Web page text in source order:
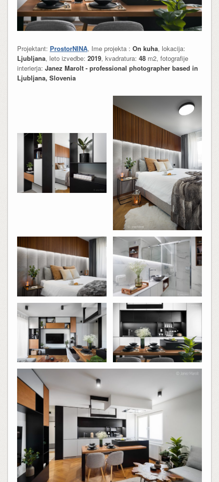
Projektant: ProstorNINA, Ime projekta : On kuha, lokacija:
Ljubljana, leto izvedbe: 2019, kvadratura: 48m2, fotografije
interierja: Janez Marolt - professional photographer based in
Ljubljana, Slovenia